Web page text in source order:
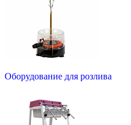
Оборудование для розлива